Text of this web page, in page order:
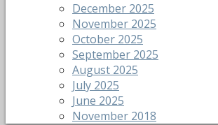
December 2025
November 2025
October 2025
September 2025
August 2025
July 2025
June 2025
November 2018